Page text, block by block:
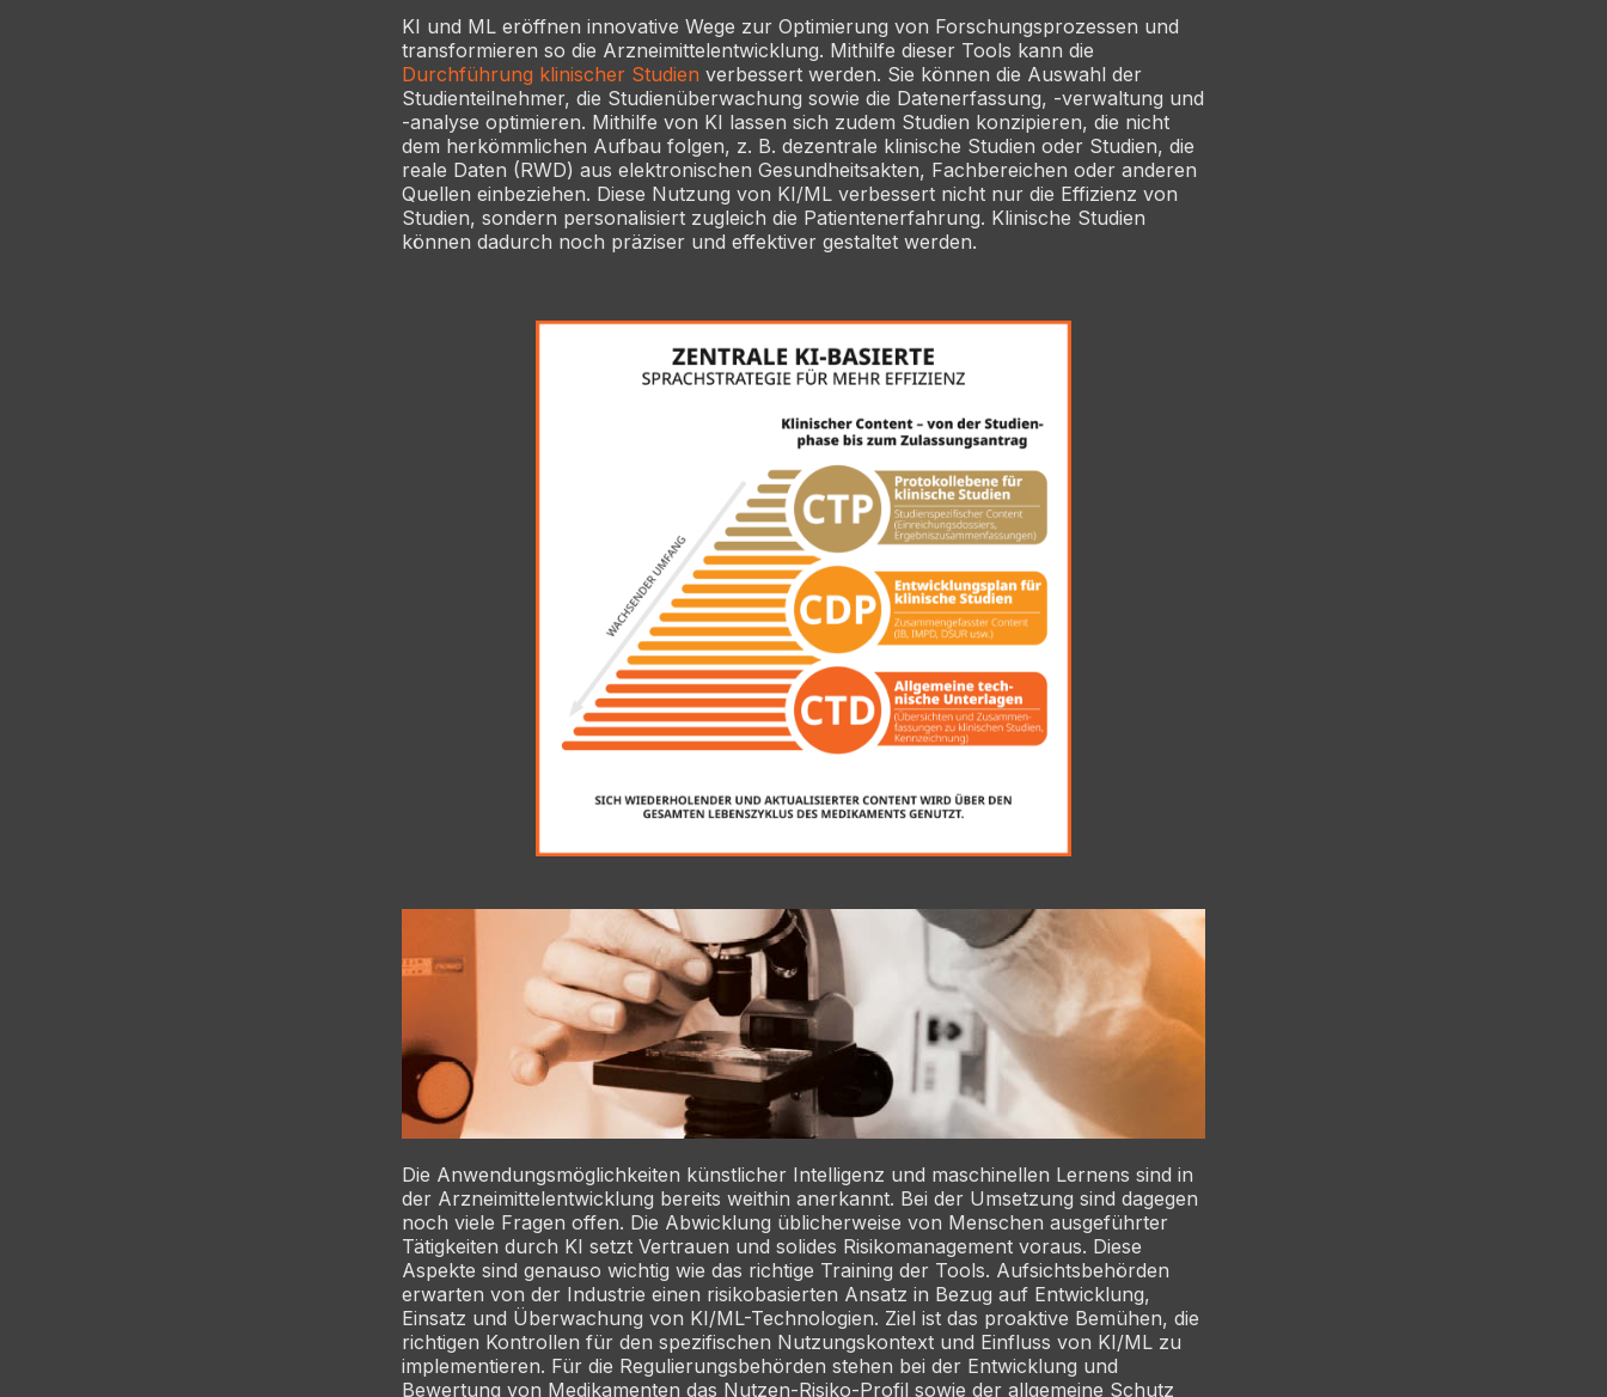
KI und ML eröffnen innovative Wege zur Optimierung von Forschungsprozessen und
transformieren so die Arzneimittelentwicklung. Mithilfe dieser Tools kann die
Durchführung klinischer Studien verbessert werden. Sie können die Auswahl der
Studienteilnehmer, die Studienüberwachung sowie die Datenerfassung, -verwaltung und
-analyse optimieren. Mithilfe von KI lassen sich zudem Studien konzipieren, die nicht
dem herkömmlichen Aufbau folgen, z. B. dezentrale klinische Studien oder Studien, die
reale Daten (RWD) aus elektronischen Gesundheitsakten, Fachbereichen oder anderen
Quellen einbeziehen. Diese Nutzung von KI/ML verbessert nicht nur die Effizienz von
Studien, sondern personalisiert zugleich die Patientenerfahrung. Klinische Studien
können dadurch noch präziser und effektiver gestaltet werden.
Die Anwendungsmöglichkeiten künstlicher Intelligenz und maschinellen Lernens sind in
der Arzneimittelentwicklung bereits weithin anerkannt. Bei der Umsetzung sind dagegen
noch viele Fragen offen. Die Abwicklung üblicherweise von Menschen ausgeführter
Tätigkeiten durch KI setzt Vertrauen und solides Risikomanagement voraus. Diese
Aspekte sind genauso wichtig wie das richtige Training der Tools. Aufsichtsbehörden
erwarten von der Industrie einen risikobasierten Ansatz in Bezug auf Entwicklung,
Einsatz und Überwachung von KI/ML-Technologien. Ziel ist das proaktive Bemühen, die
richtigen Kontrollen für den spezifischen Nutzungskontext und Einfluss von KI/ML zu
implementieren. Für die Regulierungsbehörden stehen bei der Entwicklung und
Bewertung von Medikamenten das Nutzen-Risiko-Profil sowie der allgemeine Schutz